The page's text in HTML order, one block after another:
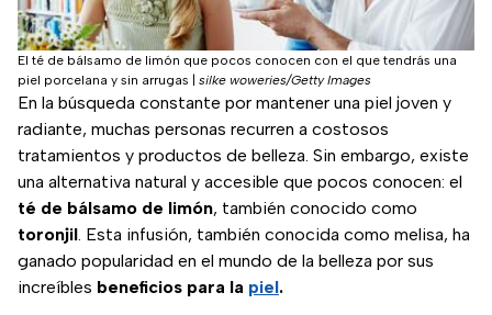
El té de bálsamo de limón que pocos conocen con el que tendrás una
piel porcelana y sin arrugas
silke woweries/Getty Images
En la búsqueda constante por mantener una piel joven y
radiante, muchas personas recurren a costosos
tratamientos y productos de belleza. Sin embargo, existe
una alternativa natural y accesible que pocos conocen: el
té de bálsamo de limón, también conocido como
toronjil. Esta infusión, también conocida como melisa, ha
ganado popularidad en el mundo de la belleza por sus
increíbles beneficios para la piel.